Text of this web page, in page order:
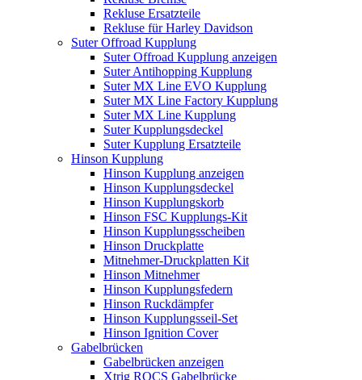
Rekluse Ersatzteile
Rekluse für Harley Davidson
Suter Offroad Kupplung
Suter Offroad Kupplung anzeigen
Suter Antihopping Kupplung
Suter MX Line EVO Kupplung
Suter MX Line Factory Kupplung
Suter MX Line Kupplung
Suter Kupplungsdeckel
Suter Kupplung Ersatzteile
Hinson Kupplung
Hinson Kupplung anzeigen
Hinson Kupplungsdeckel
Hinson Kupplungskorb
Hinson FSC Kupplungs-Kit
Hinson Kupplungsscheiben
Hinson Druckplatte
Mitnehmer-Druckplatten Kit
Hinson Mitnehmer
Hinson Kupplungsfedern
Hinson Ruckdämpfer
Hinson Kupplungsseil-Set
Hinson Ignition Cover
Gabelbrücken
Gabelbrücken anzeigen
Xtrig ROCS Gabelbrücke